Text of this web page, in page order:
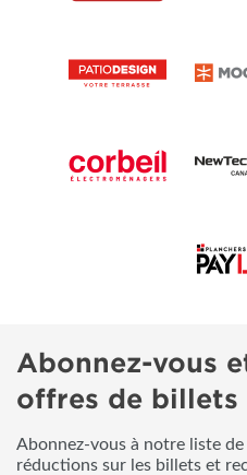
Abonnez-vous
offres de billets
Abonnez-vous à notre liste
réductions sur les billets et